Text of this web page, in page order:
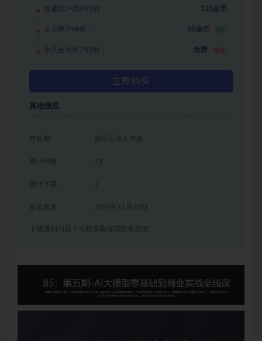
普通用户用户特权： 120金币
会员用户特权： 60金币 5折
永久会员用户特权： 免费
立即购买
其他信息
有效期 购买后永久有效
累计销量 75
累计下载 2
2025年11月20日
下载遇到问题？可联系客服或留言反馈